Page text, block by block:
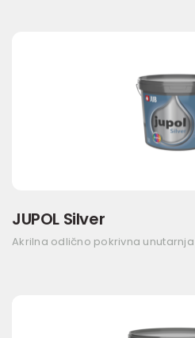
JUPOL Silver
Akrilna odlično pokrivna